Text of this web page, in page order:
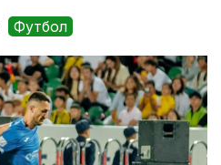
Футбол